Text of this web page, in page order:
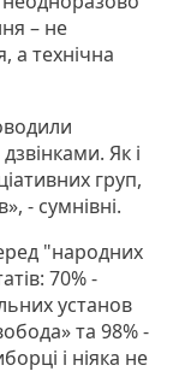
– не
а технічна
Як і
груп,
- сумнівні.
"народних
70% -
установ
та 98% -
і ніяка не